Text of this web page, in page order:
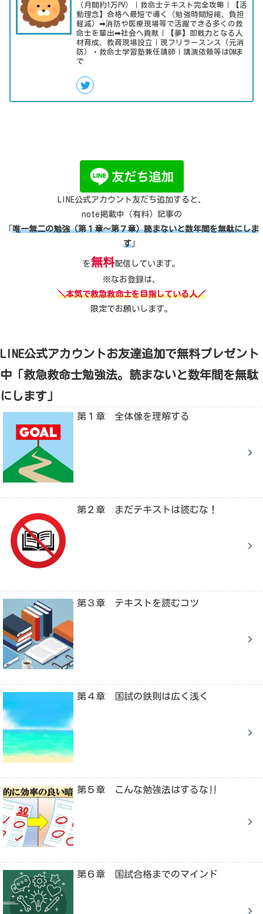
（月間約1万PV）｜救命士テキスト完全攻略｜【活
動理念】合格へ最短で導く（勉強時間短縮、負担
軽減）➡消防や医療現場等で活躍できる多くの救
命士を輩出➡社会へ貢献｜【夢】即戦力となる人
材育成、教育現場設立｜現フリラースンス（元消
防）・救命士学習塾兼任講師｜講演依頼等はDMま
で
LINE公式アカウント友だち追加すると、
note掲載中（有料）記事の
唯一無二の勉強（第１章～第７章）読まないと数年間を無駄にしま
す
を無料配信しています。
※なお登録は、
＼本気で救急救命士を目指している人／
限定でお願いします。
LINE公式アカウントお友達追加で無料プレゼント
中「救急救命士勉強法。読まないと数年間を無駄
にします」
第１章 全体像を理解する
第２章 まだテキストは読むな！
第３章 テキストを読むコツ
第４章 国試の鉄則は広く浅く
第５章 こんな勉強法はするな‼
第６章 国試合格までのマインド